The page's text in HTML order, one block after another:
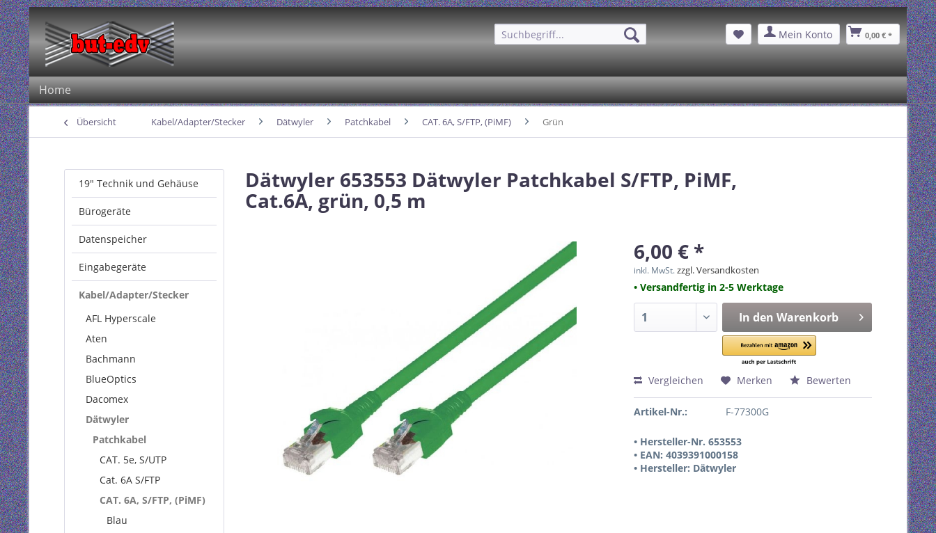
Mein Konto 0,00 € *
Home
Übersicht Kabel/Adapter/Stecker Dätwyler Patchkabel CAT. 6A, S/FTP, (PiMF) Grün
19" Technik und Gehäuse
Bürogeräte
Datenspeicher
Eingabegeräte
Kabel/Adapter/Stecker
AFL Hyperscale
Aten
Bachmann
BlueOptics
Dacomex
Dätwyler
Patchkabel
CAT. 5e, S/UTP
Cat. 6A S/FTP
CAT. 6A, S/FTP, (PiMF)
Blau
Dätwyler 653553 Dätwyler Patchkabel S/FTP, PiMF,
Cat.6A, grün, 0,5 m
6,00 € *
inkl. MwSt.zzgl. Versandkosten
• Versandfertig in 2-5 Werktage
In den Warenkorb
Vergleichen Merken Bewerten
Artikel-Nr.: F-77300G
• Hersteller-Nr. 653553
• EAN: 4039391000158
• Hersteller: Dätwyler